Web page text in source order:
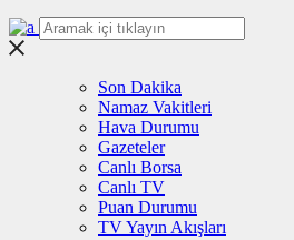
Son Dakika
Namaz Vakitleri
Hava Durumu
Gazeteler
Canlı Borsa
Canlı TV
Puan Durumu
TV Yayın Akışları